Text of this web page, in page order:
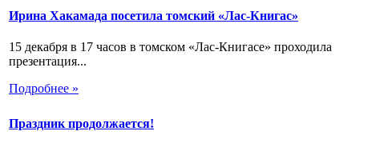
Ирина Хакамада посетила томский «Лас-Книгас»
15 декабря в 17 часов в томском «Лас-Книгасе» проходила
презентация...
Подробнее »
Праздник продолжается!